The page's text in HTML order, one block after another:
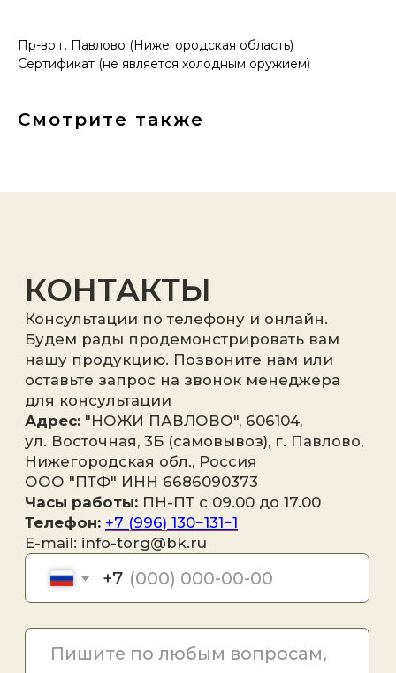
Пр-во г. Павлово (Нижегородская область)
Сертификат (не является холодным оружием)
Смотрите также
Телефон: +7 (996) 130−131−1
E-mail: info-torg@bk.ru
Отправить